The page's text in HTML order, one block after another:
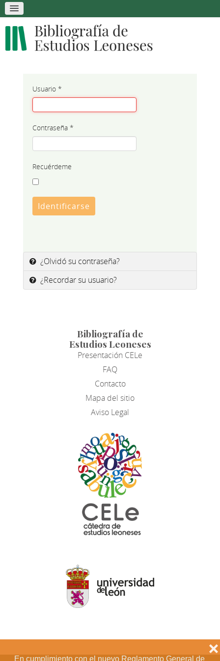
En cumplimiento con el nuevo Reglamento General de
❌
Usuario*
Contraseña*
Recuérdeme
Identificarse
¿Olvidó su contraseña?
¿Recordar su usuario?
Bibliografía de
Estudios Leoneses
Presentación CELe
FAQ
Contacto
Mapa del sitio
Aviso Legal